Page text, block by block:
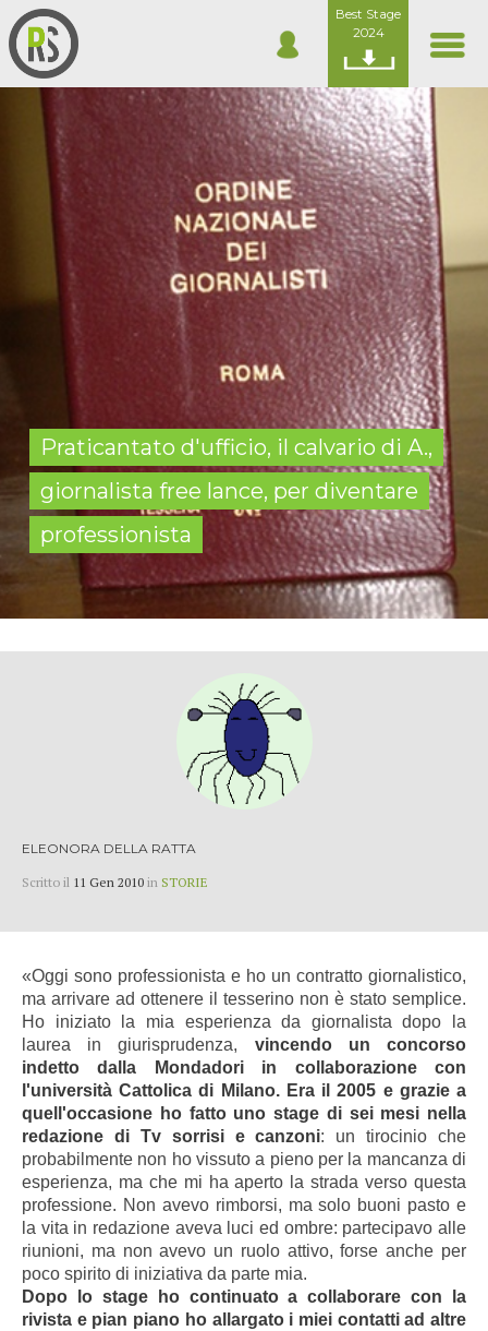
Best Stage
2024
Praticantato d'ufficio, il calvario di A.,
giornalista free lance, per diventare
professionista
ELEONORA DELLA RATTA
Scritto il 11 Gen 2010 in STORIE
«Oggi sono professionista e ho un contratto giornalistico,
ma arrivare ad ottenere il tesserino non è stato semplice.
Ho iniziato la mia esperienza da giornalista dopo la
laurea in giurisprudenza, vincendo un concorso
indetto dalla Mondadori in collaborazione con
l'università Cattolica di Milano. Era il 2005 e grazie a
quell'occasione ho fatto uno stage di sei mesi nella
redazione di Tv sorrisi e canzoni: un tirocinio che
probabilmente non ho vissuto a pieno per la mancanza di
esperienza, ma che mi ha aperto la strada verso questa
professione. Non avevo rimborsi, ma solo buoni pasto e
la vita in redazione aveva luci ed ombre: partecipavo alle
riunioni, ma non avevo un ruolo attivo, forse anche per
poco spirito di iniziativa da parte mia.
Dopo lo stage ho continuato a collaborare con la
rivista e pian piano ho allargato i miei contatti ad altre